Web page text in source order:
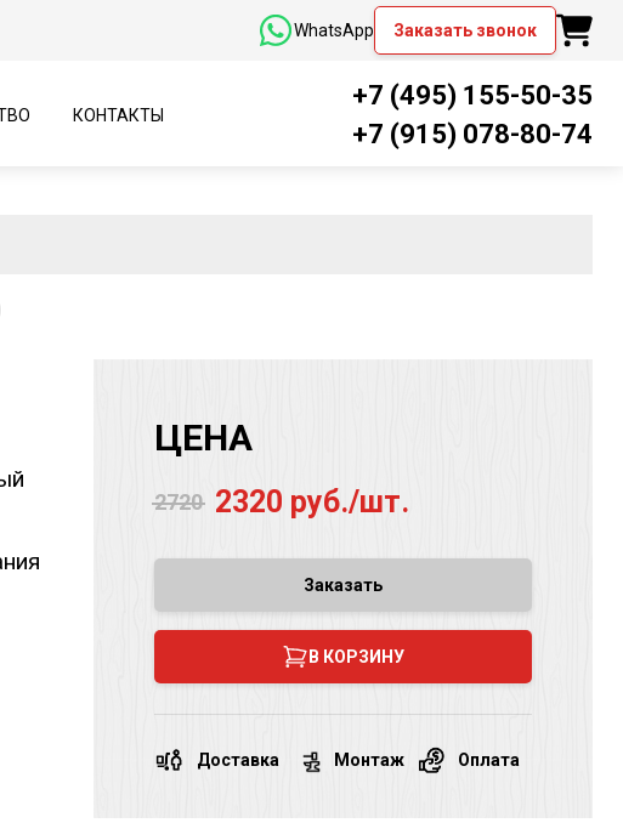
WhatsApp Заказать звонок
КОНТАКТЫ
+7 (495) 155-50-35
+7 (915) 078-80-74
ЦЕНА
2720 2320 руб./шт.
Заказать
В КОРЗИНУ
Доставка Монтаж Оплата